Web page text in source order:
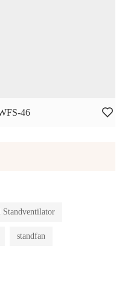
46
standfan